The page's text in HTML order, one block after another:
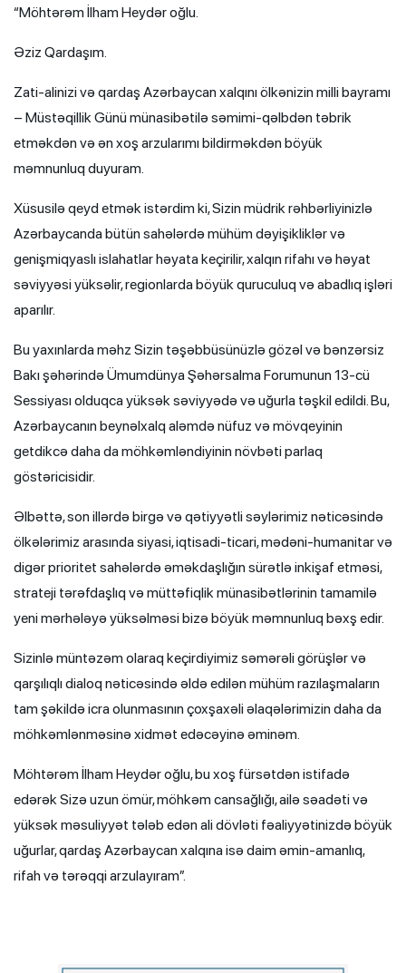
“Möhtərəm İlham Heydər oğlu.
Əziz Qardaşım.
Zati-alinizi və qardaş Azərbaycan xalqını ölkənizin milli bayramı
– Müstəqillik Günü münasibətilə səmimi-qəlbdən təbrik
etməkdən və ən xoş arzularımı bildirməkdən böyük
məmnunluq duyuram.
Xüsusilə qeyd etmək istərdim ki, Sizin müdrik rəhbərliyinizlə
Azərbaycanda bütün sahələrdə mühüm dəyişikliklər və
genişmiqyaslı islahatlar həyata keçirilir, xalqın rifahı və həyat
səviyyəsi yüksəlir, regionlarda böyük quruculuq və abadlıq işləri
aparılır.
Bu yaxınlarda məhz Sizin təşəbbüsünüzlə gözəl və bənzərsiz
Bakı şəhərində Ümumdünya Şəhərsalma Forumunun 13-cü
Sessiyası olduqca yüksək səviyyədə və uğurla təşkil edildi. Bu,
Azərbaycanın beynəlxalq aləmdə nüfuz və mövqeyinin
getdikcə daha da möhkəmləndiyinin növbəti parlaq
göstəricisidir.
Əlbəttə, son illərdə birgə və qətiyyətli səylərimiz nəticəsində
ölkələrimiz arasında siyasi, iqtisadi-ticari, mədəni-humanitar və
digər prioritet sahələrdə əməkdaşlığın sürətlə inkişaf etməsi,
strateji tərəfdaşlıq və müttəfiqlik münasibətlərinin tamamilə
yeni mərhələyə yüksəlməsi bizə böyük məmnunluq bəxş edir.
Sizinlə müntəzəm olaraq keçirdiyimiz səmərəli görüşlər və
qarşılıqlı dialoq nəticəsində əldə edilən mühüm razılaşmaların
tam şəkildə icra olunmasının çoxşaxəli əlaqələrimizin daha da
möhkəmlənməsinə xidmət edəcəyinə əminəm.
Möhtərəm İlham Heydər oğlu, bu xoş fürsətdən istifadə
edərək Sizə uzun ömür, möhkəm cansağlığı, ailə səadəti və
yüksək məsuliyyət tələb edən ali dövləti fəaliyyətinizdə böyük
uğurlar, qardaş Azərbaycan xalqına isə daim əmin-amanlıq,
rifah və tərəqqi arzulayıram”.